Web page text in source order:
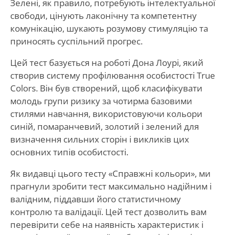
Зелені, як правило, потребують інтелектуальної
свободи, цінують лаконічну та компетентну
комунікацію, шукають розумову стимуляцію та
приносять суспільний прогрес.
Цей тест базується на роботі Дона Лоурі, який
створив систему профілювання особистості True
Colors. Він був створений, щоб класифікувати
молодь групи ризику за чотирма базовими
стилями навчання, використовуючи кольори
синій, помаранчевий, золотий і зелений для
визначення сильних сторін і викликів цих
основних типів особистості.
Як видавці цього тесту «Справжні кольори», ми
прагнули зробити тест максимально надійним і
валідним, піддавши його статистичному
контролю та валідації. Цей тест дозволить вам
перевірити себе на наявність характеристик і